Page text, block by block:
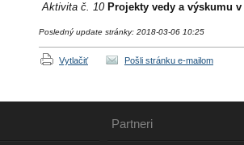
Aktivita č. 10 Projekty vedy a výskumu
Posledný update stránky: 2018-03-06 10:25
Vytlačiť Pošli stránku e-mailom
Partneri